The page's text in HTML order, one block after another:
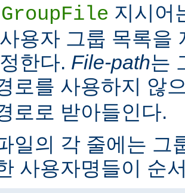
지시어
용자 그룹 목록을
한다. File-path는
로를 사용하지 않
로로 받아들인다.
일의 각 줄에는 그
사용자명들이 순